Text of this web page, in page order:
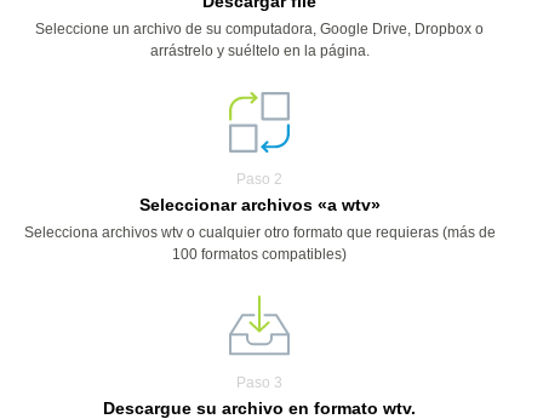
Seleccione un archivo de su computadora, Google Drive, Dropbox o
arrástrelo y suéltelo en la página.
Paso 2
Seleccionar archivos «a wtv»
Selecciona archivos wtv o cualquier otro formato que requieras (más de
100 formatos compatibles)
Paso 3
Descargue su archivo en formato wtv.